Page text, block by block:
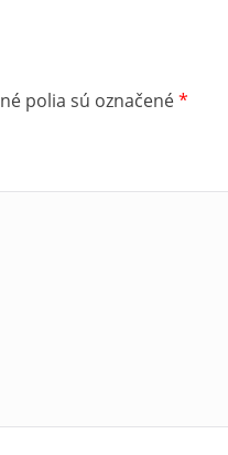
kostolav sprevádzaní
polia sú označené*